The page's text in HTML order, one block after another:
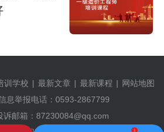
训学校 | 最新文章 | 最新课程 | 网站地图
息举报电话：0593-2867799
诉邮箱：87230084@qq.com
1